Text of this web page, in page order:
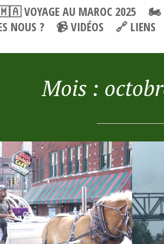
VOYAGE AU MAROC 2025 🏍
NOUS ?
📹 VIDÉOS 🔗 LIENS
Mois :
2023
EN
EN PASSANT
ET LE